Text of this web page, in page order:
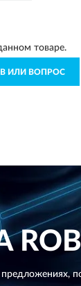
товаре.
ИЛИ ВОПРОС